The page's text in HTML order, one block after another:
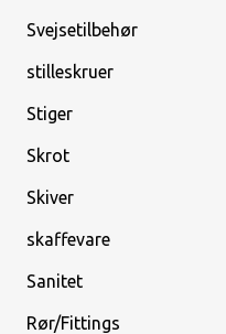
Svejsetilbehør
stilleskruer
Stiger
Skrot
Skiver
skaffevare
Sanitet
Rør/Fittings